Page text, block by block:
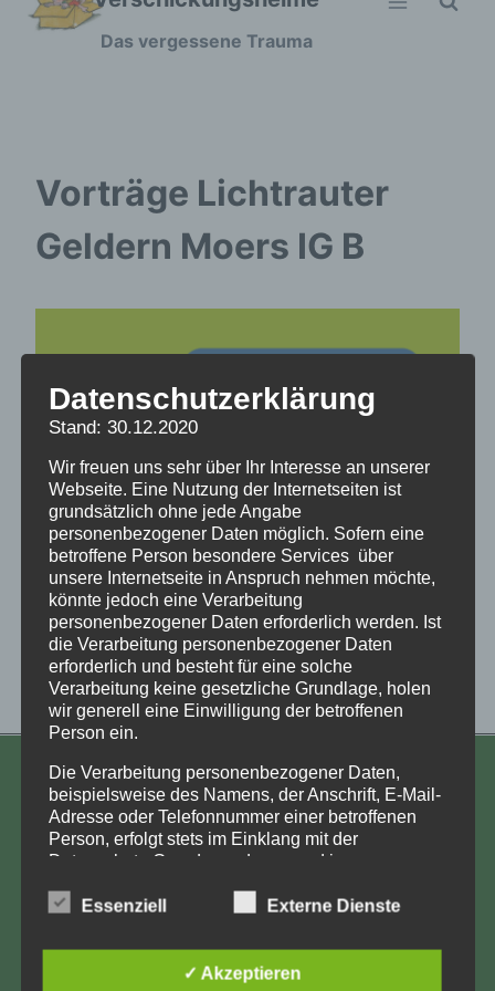
Zum
Das vergessene Trauma
Vorträge Lichtrauter
Geldern Moers IG B
KONTAKT
Aufarbeitung und Erforschung
Kinderverschickung e.V.
Anja Röhl
Kiehlufer 43
12059 Berlin
info@Verschickungsheime.de
Datenschutzerklärung
Stand: 30.12.2020
Wir freuen uns sehr über Ihr Interesse an unserer
Webseite. Eine Nutzung der Internetseiten ist
grundsätzlich ohne jede Angabe
personenbezogener Daten möglich. Sofern eine
betroffene Person besondere Services über
unsere Internetseite in Anspruch nehmen möchte,
könnte jedoch eine Verarbeitung
personenbezogener Daten erforderlich werden. Ist
die Verarbeitung personenbezogener Daten
erforderlich und besteht für eine solche
Verarbeitung keine gesetzliche Grundlage, holen
wir generell eine Einwilligung der betroffenen
Person ein.
Die Verarbeitung personenbezogener Daten,
beispielsweise des Namens, der Anschrift, E-Mail-
Adresse oder Telefonnummer einer betroffenen
Person, erfolgt stets im Einklang mit der
Datenschutz-Grundverordnung und in
landesspezifischen Datenschutzbestimmungen.
Unternehmen die Öffentlichkeit über Art, Umfang
und Zweck der von uns erhobenen, genutzten und
Essenziell Externe Dienste
✓ Akzeptieren